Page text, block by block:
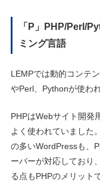
「P」PHP/Perl/
ミング言語
LEMPでは動的コンテ
やPerl、Pythonが使われ
PHPはWebサイト開発
よく使われていました
の多いWordPressも、
ーバーが対応しており
る点もPHPのメリット